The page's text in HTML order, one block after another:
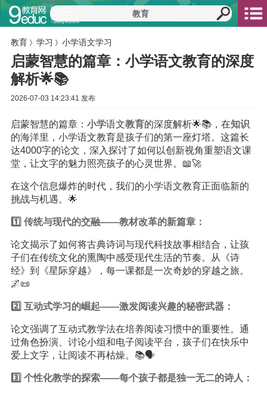
教育 》 学习 》 小学语文学习
启蒙智慧的篇章：小学语文教育的深度
解析🌟📚
2026-07-03 14:23:41 发布
启蒙智慧的篇章： 小学语文教育的深度解析🌟📚，在知识
的海洋里，小学语文教育是孩子们的第一座灯塔。这篇长
达4000字的论文，深入探讨了如何以创新视角重塑语文课
堂，让文字的魅力照亮孩子的心灵世界。📖🚀
在这个信息爆炸的时代，我们的小学语文教育正面临新的
挑战与机遇。🌟
1️⃣ 传统与现代的交融——教材改革的新篇章：
论文揭示了如何将古典诗词与现代科技故事相结合，让孩
子们在传统文化的熏陶中感受现代生活的节奏。从《诗
经》到《星际穿越》，每一课都是一次奇妙的穿越之旅。
🌌📜
2️⃣ 互动式学习 的崛起——激发阅读兴趣的秘密武器：
论文强调了互动式教学法在培养阅读习惯中的重要性。通
过角色扮演、讨论小组和电子阅读平台，孩子们在快乐中
爱上文字，让阅读不再枯燥。📚🗣️
3️⃣ 个性化教学的探索——每个孩子都是独一无二的诗人：